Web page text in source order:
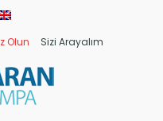
Olun Sizi Arayalım